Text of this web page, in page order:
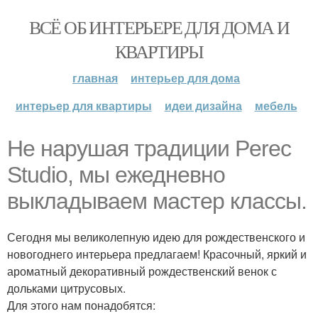
ВСЁ ОБ ИНТЕРЬЕРЕ ДЛЯ ДОМА И
КВАРТИРЫ
главная
интерьер для дома
интерьер для квартиры
идеи дизайна мебель
Не нарушая традиции Perec
Studio, мы ежедневно
выкладываем мастер классы.
Сегодня мы великолепную идею для рождественского и
новогоднего интерьера предлагаем! Красочный, яркий и
ароматный декоративный рождественский венок с
дольками цитрусовых.
Для этого нам понадобятся: